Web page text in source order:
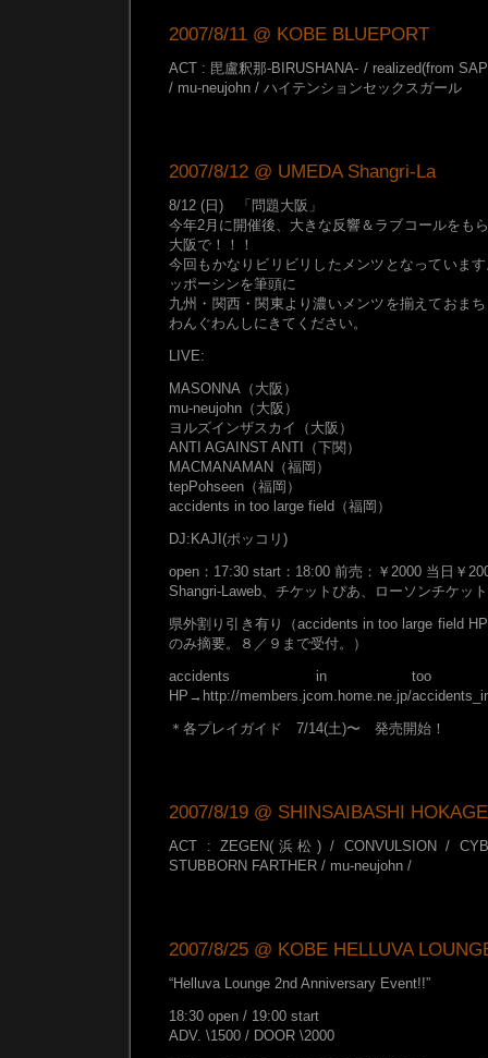
2007/8/11 @ KOBE BLUEPORT
ACT : 毘盧釈那-BIRUSHANA- / realized(from
/ mu-neujohn / ハイテンションセックスガール
2007/8/12 @ UMEDA Shangri-La
8/12 (日) 「問題大阪」
今年2月に開催後、大きな反響＆ラブコールをも
大阪で！！！
今回もかなりビリビリしたメンツとなっていま
ッポーシンを筆頭に
九州・関西・関東より濃いメンツを揃えておま
わんぐわんしにきてください。
LIVE:
MASONNA（大阪）
mu-neujohn（大阪）
ヨルズインザスカイ（大阪）
ANTI AGAINST ANTI（下関）
MACMANAMAN（福岡）
tepPohseen（福岡）
accidents in too large field（福岡）
DJ:KAJI(ポッコリ)
open：17:30 start：18:00 前売：￥2000 当日￥
Shangri-Laweb、チケットぴあ、ローソンチケッ
県外割り引き有り（accidents in too large field
のみ摘要。８／９まで受付。）
accidents in too
HP→http://members.jcom.home.ne.jp/
＊各プレイガイド 7/14(土)〜 発売開始！
2007/8/19 @ SHINSAIBASHI HOKAGE
ACT : ZEGEN(浜松) / CONVULSION /
STUBBORN FARTHER / mu-neujohn /
2007/8/25 @ KOBE HELLUVA
“Helluva Lounge 2nd Anniversary Event!!”
18:30 open / 19:00 start
ADV. \1500 / DOOR \2000